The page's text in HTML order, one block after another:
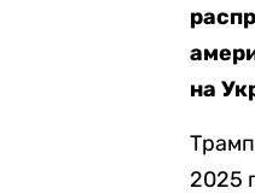
на
2025